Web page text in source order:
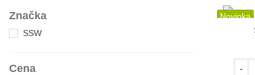
Značka
SSW
Cena
Novinka
-